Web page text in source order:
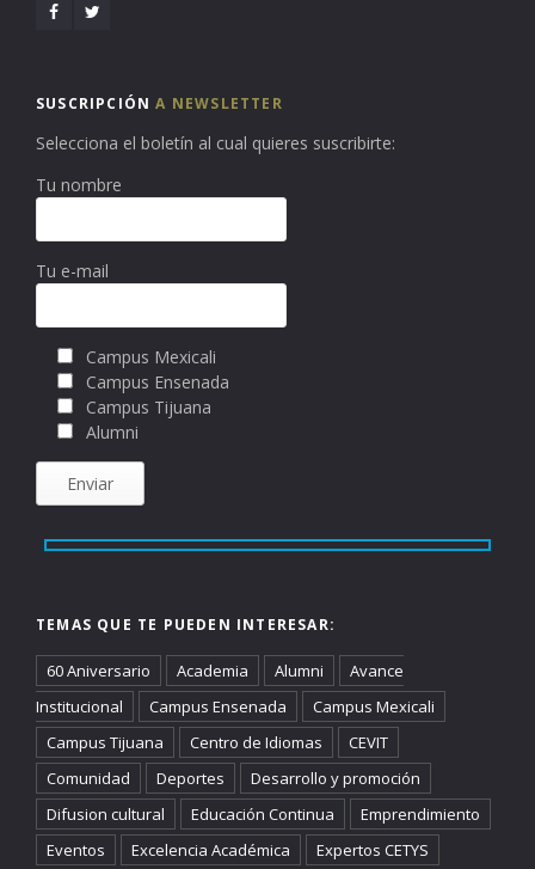
SUSCRIPCIÓNA NEWSLETTER
Selecciona el boletín al cual quieres suscribirte:
Tu nombre
Tu e-mail
Campus Mexicali
Campus Ensenada
Campus Tijuana
Alumni
TEMAS QUE TE PUEDEN INTERESAR:
60 Aniversario Academia Alumni
Avance
Institucional
Campus Ensenada
Campus Mexicali
Campus Tijuana
Centro de Idiomas
CEVIT
Comunidad
Deportes
Desarrollo y promoción
Difusion cultural
Educación Continua
Emprendimiento
Eventos
Excelencia Académica
Expertos CETYS